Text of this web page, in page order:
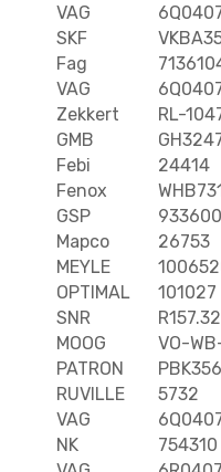
VAG
SKF
Fag
VAG
Zekkert
RL-
GMB
Febi
24414
Fenox
GSP
Mapco
26753
MEYLE
OPTIMAL
101027
SNR
R157.32
MOOG
VO-
PATRON
RUVILLE
5732
VAG
NK
754310